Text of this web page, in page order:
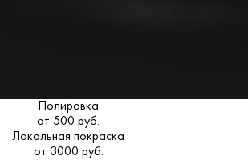
Полировка
от 500 руб.
Локальная покраска
от 3000 руб.